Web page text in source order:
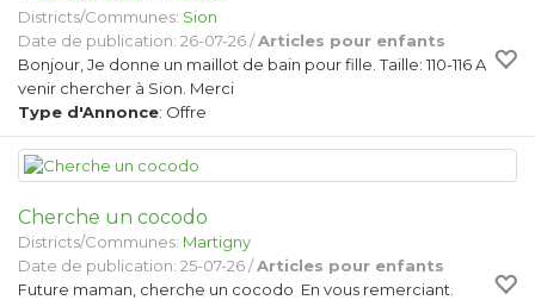
Districts/Communes: Sion
Date de publication: 26-07-26 /Articles pour enfants
Bonjour, Je donne un maillot de bain pour fille. Taille: 110-116 A
venir chercher à Sion. Merci
Type d'Annonce: Offre
Cherche un cocodo
Districts/Communes: Martigny
Date de publication: 25-07-26 /Articles pour enfants
Future maman, cherche un cocodo En vous remerciant.